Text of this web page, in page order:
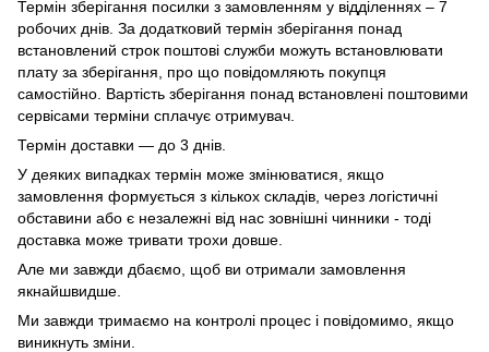
Термін зберігання посилки з замовленням у відділеннях – 7
робочих днів. За додатковий термін зберігання понад
встановлений строк поштові служби можуть встановлювати
плату за зберігання, про що повідомляють покупця
самостійно. Вартість зберігання понад вcтановлені поштовими
сервісами терміни сплачує отримувач.
Термін доставки — до 3 днів.
У деяких випадках термін може змінюватися, якщо
замовлення формується з кількох складів, через логістичні
обставини або є незалежні від нас зовнішні чинники - тоді
доставка може тривати трохи довше.
Але ми завжди дбаємо, щоб ви отримали замовлення
якнайшвидше.
Ми завжди тримаємо на контролі процес і повідомимо, якщо
виникнуть зміни.